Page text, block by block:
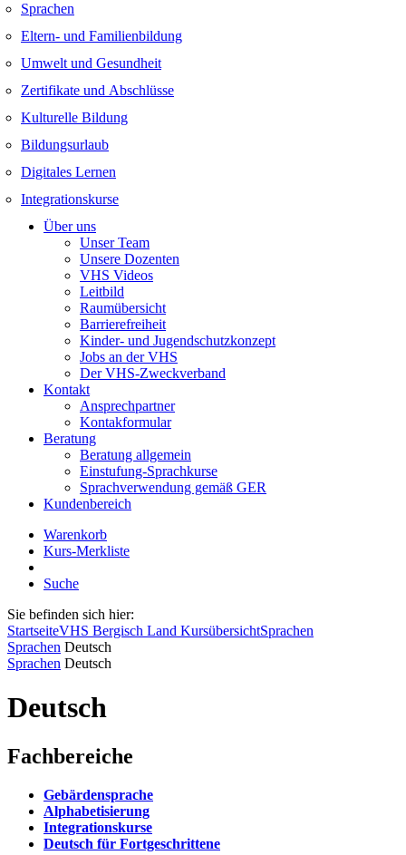
Sprachen
Eltern- und Familienbildung
Umwelt und Gesundheit
Zertifikate und Abschlüsse
Kulturelle Bildung
Bildungsurlaub
Digitales Lernen
Integrationskurse
Über uns
Unser Team
Unsere Dozenten
VHS Videos
Leitbild
Raumübersicht
Barrierefreiheit
Kinder- und Jugendschutzkonzept
Jobs an der VHS
Der VHS-Zweckverband
Kontakt
Ansprechpartner
Kontakformular
Beratung
Beratung allgemein
Einstufung-Sprachkurse
Sprachverwendung gemäß GER
Kundenbereich
Warenkorb
Kurs-Merkliste
Suche
Sie befinden sich hier:
StartseiteVHS Bergisch Land KursübersichtSprachen
Sprachen Deutsch
Sprachen Deutsch
Deutsch
Fachbereiche
Gebärdensprache
Alphabetisierung
Integrationskurse
Deutsch für Fortgeschrittene